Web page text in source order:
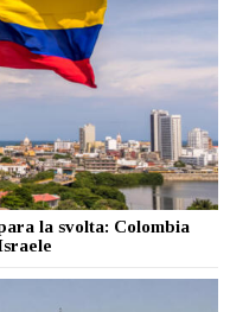
la svolta: Colombia